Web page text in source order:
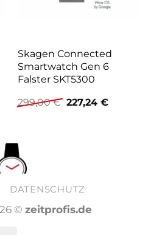
Skagen Connected
Smartwatch Gen 6
Falster SKT5300
299,00€ Ursprünglicher
Preis
227,24 €
DATENSCHUTZ
© zeitprofis.de